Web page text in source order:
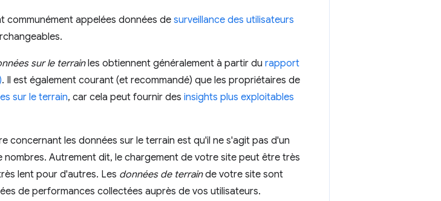
communément appelées données de surveillance des utilisateurs
sur le terrainles obtiennent généralement à partir du rapport
. Il est également courant (et recommandé) que les propriétaires de
sur le terrain, car cela peut fournir des insights plus exploitables
concernant les données sur le terrain est qu'il ne s'agit pas d'un
nombres. Autrement dit, le chargement de votre site peut être très
lent pour d'autres. Les données de terrainde votre site sont
de performances collectées auprès de vos utilisateurs.